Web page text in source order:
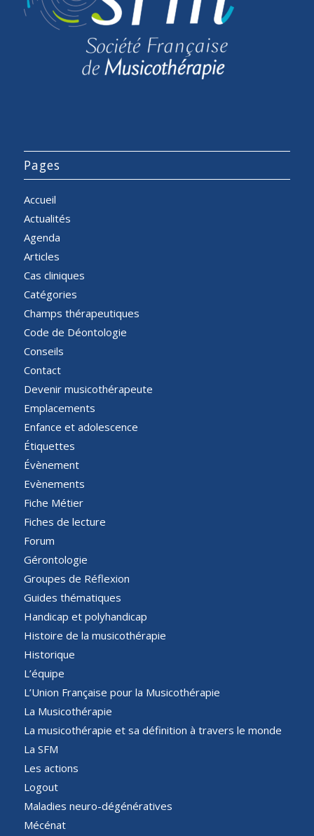
Pages
Accueil
Actualités
Agenda
Articles
Cas cliniques
Catégories
Champs thérapeutiques
Code de Déontologie
Conseils
Contact
Devenir musicothérapeute
Emplacements
Enfance et adolescence
Étiquettes
Évènement
Evènements
Fiche Métier
Fiches de lecture
Forum
Gérontologie
Groupes de Réflexion
Guides thématiques
Handicap et polyhandicap
Histoire de la musicothérapie
Historique
L’équipe
L’Union Française pour la Musicothérapie
La Musicothérapie
La musicothérapie et sa définition à travers le monde
La SFM
Les actions
Logout
Maladies neuro-dégénératives
Mécénat